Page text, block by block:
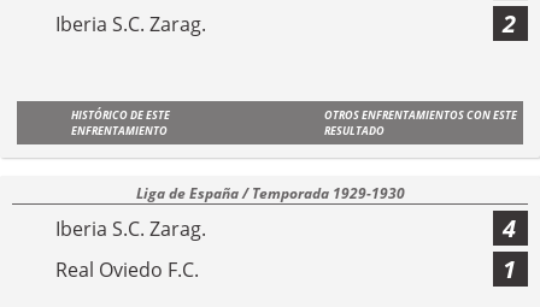
Iberia S.C. Zarag. 2
HISTÓRICO DE ESTE
ENFRENTAMIENTO
OTROS ENFRENTAMIENTOS CON ESTE
RESULTADO
Liga de España / Temporada 1929-1930
Iberia S.C. Zarag. 4
Real Oviedo F.C. 1